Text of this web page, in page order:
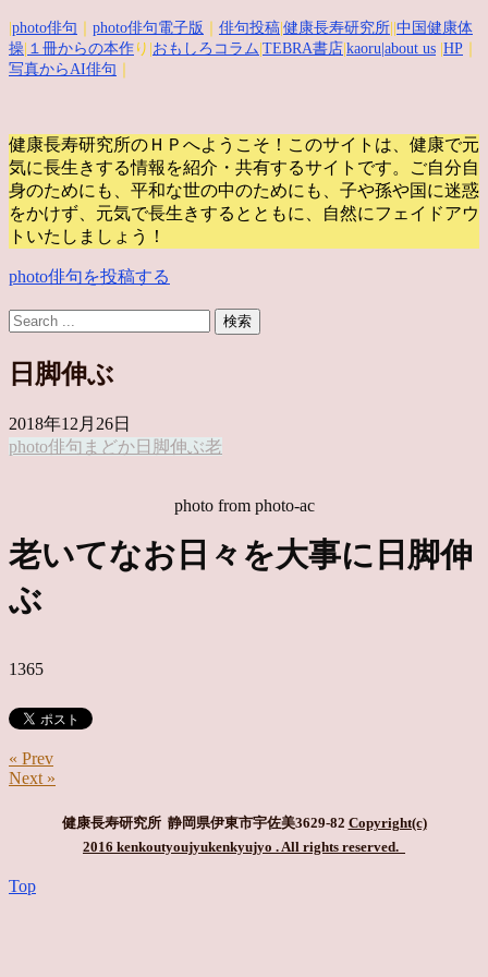
photo俳句 photo俳句電子版 俳句投稿 健康長寿研究所 中国健康体
操 １冊からの本作 り| おもしろコラム TEBRA書店 kaoru |about us HP
写真からAI俳句
健康長寿研究所のＨＰへようこそ！このサイトは、健康で元
気に長生きする情報を紹介・共有するサイトです。
ご自分自
身のためにも、平和な世の中のためにも、子や孫や国に迷惑
をかけず、元気で長生きするとともに、自然にフェイドアウ
トいたしましょう！
photo俳句を投稿する
日脚伸ぶ
2018年12月26日
photo俳句 まどか 日脚伸ぶ老
photo from photo-ac
老いてなお日々を大事に日脚伸
ぶ
1365
« Prev
Next »
健康長寿研究所 静岡県伊東市宇佐美3629-82 Copyright(c)
2016 kenkoutyoujyukenkyujyo . All rights reserved.
Top